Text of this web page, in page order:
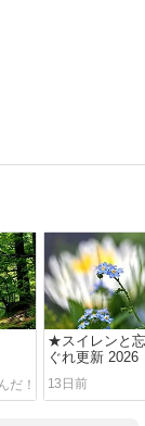
★スイレンと
ぐれ更新 2026
13日前